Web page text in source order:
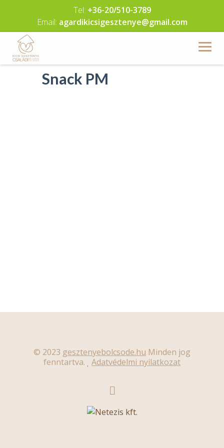
content
Tel: +36-20/510-3789
Email: agardikicsigesztenye@gmail.com
Snack PM
© 2023 gesztenyebolcsode.hu Minden jog
fenntartva.
Adatvédelmi nyilatkozat